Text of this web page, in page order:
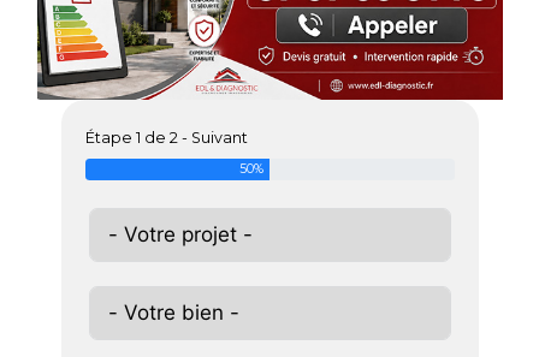
Étape 1 de 2 - Suivant
50%